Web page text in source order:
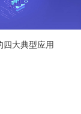
四大典型应用